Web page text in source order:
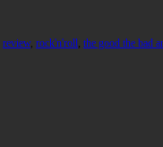
review, rock'n'roll, the good the bad